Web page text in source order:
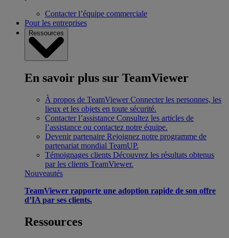
Contacter l’équipe commerciale
Pour les entreprises
Ressources
En savoir plus sur TeamViewer
À propos de TeamViewer Connecter les personnes, les
lieux et les objets en toute sécurité.
Contacter l’assistance Consultez les articles de
l’assistance ou contactez notre équipe.
Devenir partenaire Rejoignez notre programme de
partenariat mondial TeamUP.
Témoignages clients Découvrez les résultats obtenus
par les clients TeamViewer.
Nouveautés
TeamViewer rapporte une adoption rapide de son offre
d’IA par ses clients.
Ressources